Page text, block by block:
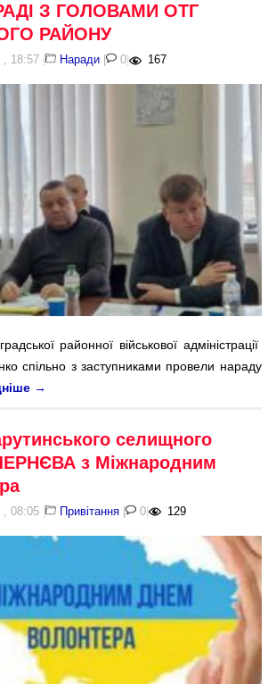
З ГОЛОВАМИ ОТГ
РАЙОНУ
, 18:57 | Наради | 0 | 167
районної військової адміністрації
спільно з заступниками провели нараду
→
селищного
з Міжнародним
, 08:05 | Привітання | 0| 129